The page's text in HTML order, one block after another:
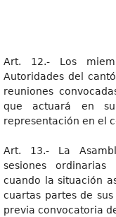
Art. 12.- Los
Autoridades del
reuniones
que actuará en
representación en el
Art. 13.- La
sesiones
cuando la situación
cuartas partes de
previa convocatoria